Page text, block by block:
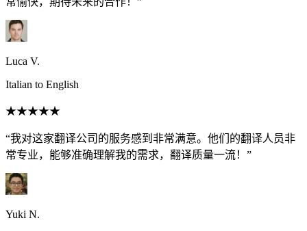
Luca V.
Italian to English
★★★★★
“我对这家翻译公司的服务感到非常满意。他们的翻译人员非
常专业，能够准确理解我的需求，翻译质量一流！”
Yuki N.